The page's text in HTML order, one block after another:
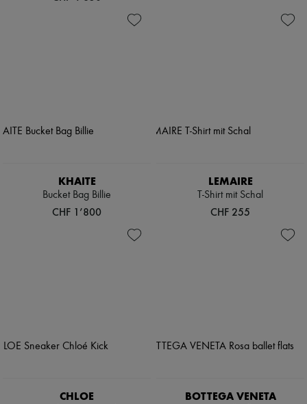
KHAITE
Bucket Bag Billie
CHF 1’800
LEMAIRE
T-Shirt mit Schal
CHF 255
CHLOE BOTTEGA VENETA